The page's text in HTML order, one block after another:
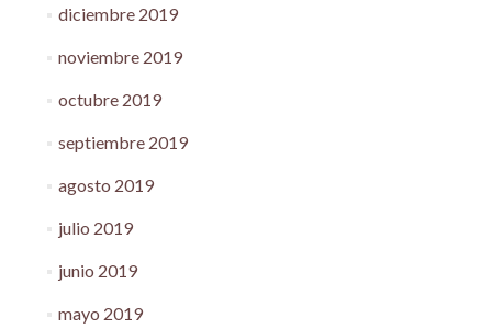
diciembre 2019
noviembre 2019
octubre 2019
septiembre 2019
agosto 2019
julio 2019
junio 2019
mayo 2019